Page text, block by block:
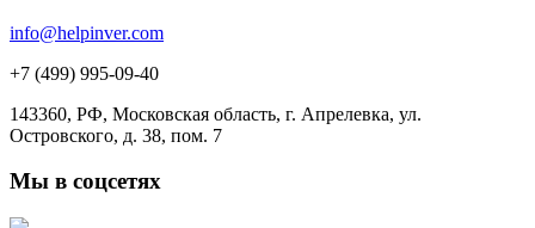
info@helpinver.com
+7 (499) 995-09-40
143360, РФ, Московская область, г. Апрелевка, ул.
Островского, д. 38, пом. 7
Мы в соцсетях